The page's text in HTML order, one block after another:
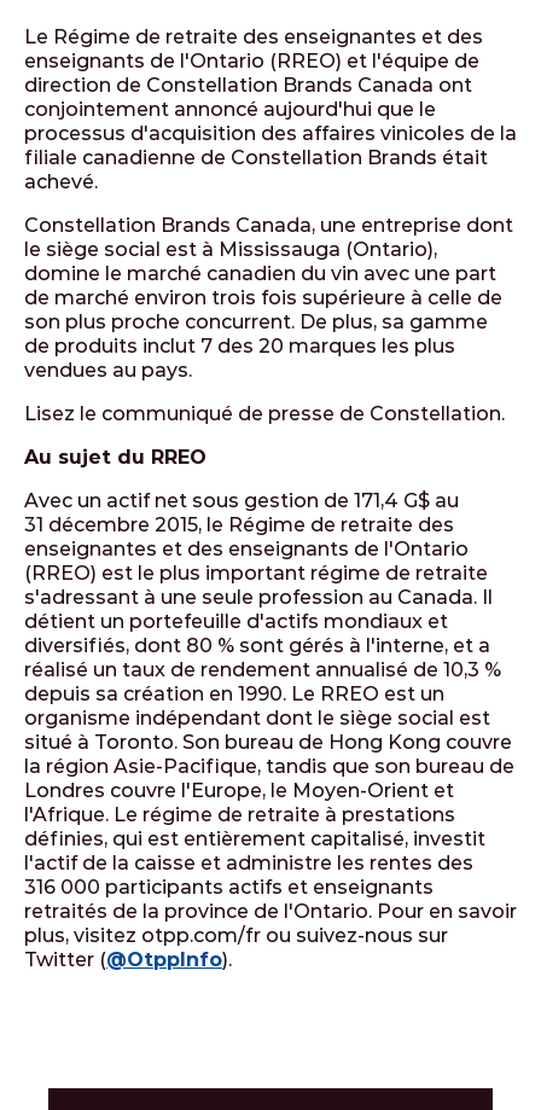
Le Régime de retraite des enseignantes et des
enseignants de l'Ontario (RREO) et l'équipe de
direction de Constellation Brands Canada ont
conjointement annoncé aujourd'hui que le
processus d'acquisition des affaires vinicoles de la
filiale canadienne de Constellation Brands était
achevé.
Constellation Brands Canada, une entreprise dont
le siège social est à Mississauga (Ontario),
domine le marché canadien du vin avec une part
de marché environ trois fois supérieure à celle de
son plus proche concurrent. De plus, sa gamme
de produits inclut 7 des 20 marques les plus
vendues au pays.
Lisez le communiqué de presse de Constellation.
Au sujet du RREO
Avec un actif net sous gestion de 171,4 G$ au
31 décembre 2015, le Régime de retraite des
enseignantes et des enseignants de l'Ontario
(RREO) est le plus important régime de retraite
s'adressant à une seule profession au Canada. Il
détient un portefeuille d'actifs mondiaux et
diversifiés, dont 80 % sont gérés à l'interne, et a
réalisé un taux de rendement annualisé de 10,3 %
depuis sa création en 1990. Le RREO est un
organisme indépendant dont le siège social est
situé à Toronto. Son bureau de Hong Kong couvre
la région Asie-Pacifique, tandis que son bureau de
Londres couvre l'Europe, le Moyen-Orient et
l'Afrique. Le régime de retraite à prestations
définies, qui est entièrement capitalisé, investit
l'actif de la caisse et administre les rentes des
316 000 participants actifs et enseignants
retraités de la province de l'Ontario. Pour en savoir
plus, visitez otpp.com/fr ou suivez-nous sur
Twitter (@OtppInfo).